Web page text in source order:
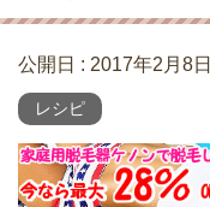
公開日 : 2017年2月8日
レシピ